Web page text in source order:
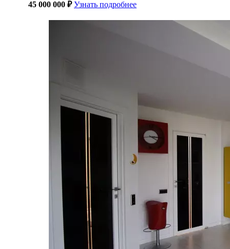
45 000 000 ₽ Узнать подробнее